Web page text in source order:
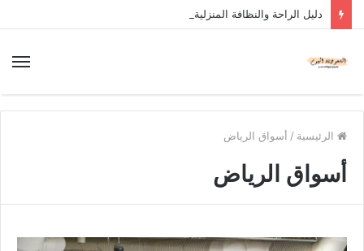
دليل الراحة والنظافة المنزلية
الرئيسية / أسواق الرياض
أسواق الرياض